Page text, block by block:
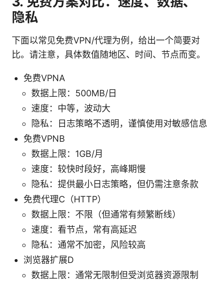
隐私
下面以常见免费VPN/代理为例，给出一个简要对
比。请注意，具体数值随地区、时间、节点而变。
免费VPNA
数据上限：500MB/日
速度：中等，波动大
隐私：日志策略不透明，谨慎使用对敏感信息
免费VPNB
数据上限：1GB/月
速度：较快时段好，高峰期慢
隐私：提供最小日志策略，但仍需注意条款
免费代理C（HTTP）
数据上限：不限（但通常有频繁断线）
速度：看节点，常有高延迟
隐私：通常不加密，风险较高
浏览器扩展D
数据上限：通常无限制但受浏览器资源限制